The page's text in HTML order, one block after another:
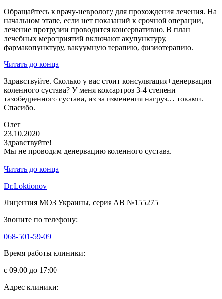
Обращайтесь к врачу-неврологу для прохождения лечения. На
начальном этапе, если нет показаний к срочной операции,
лечение протрузии проводится консервативно. В план
лечебных мероприятий включают акупунктуру,
фармакопунктуру, вакуумную терапию, физиотерапию.
Читать до конца
Здравствуйте. Сколько у вас стоит консультация+денервация
коленного сустава? У меня коксартроз 3-4 степени
тазобедренного сустава, из-за изменения нагруз… токами.
Спасибо.
Олег
23.10.2020
Здравствуйте!
Мы не проводим денервацию коленного сустава.
Читать до конца
Dr.Loktionov
Лицензия МОЗ Украины, серия АВ №155275
Звоните по телефону:
068-501-59-09
Время работы клиники:
с 09.00 до 17:00
Адрес клиники: